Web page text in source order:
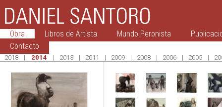
Obra Libros de Artista Mundo Peronista
Contacto
2018 | 2014 | 2013 | 2011 | 2009 | 2008 | 2006 | 2005 |